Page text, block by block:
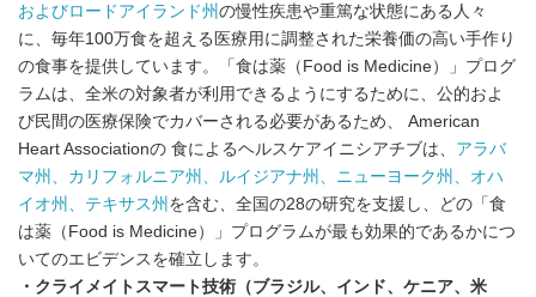
およびロードアイランド州 の慢性疾患や重篤な状態にある人々
に、毎年100万食を超える医療用に調整された栄養価の高い手作り
の食事を提供しています。「食は薬（Food is Medicine）」プログ
ラムは、全米の対象者が利用できるようにするために、公的およ
び民間の医療保険でカバーされる必要があるため、 American
Heart Associationの 食によるヘルスケアイニシアチブは、 アラバ
マ州、カリフォルニア州、ルイジアナ州、ニューヨーク州、オハ
イオ州、テキサス州 を含む、全国の28の研究を支援し、どの「食
は薬（Food is Medicine）」プログラムが最も効果的であるかにつ
いてのエビデンスを確立します。
・クライメイトスマート技術（ブラジル、インド、ケニア、米